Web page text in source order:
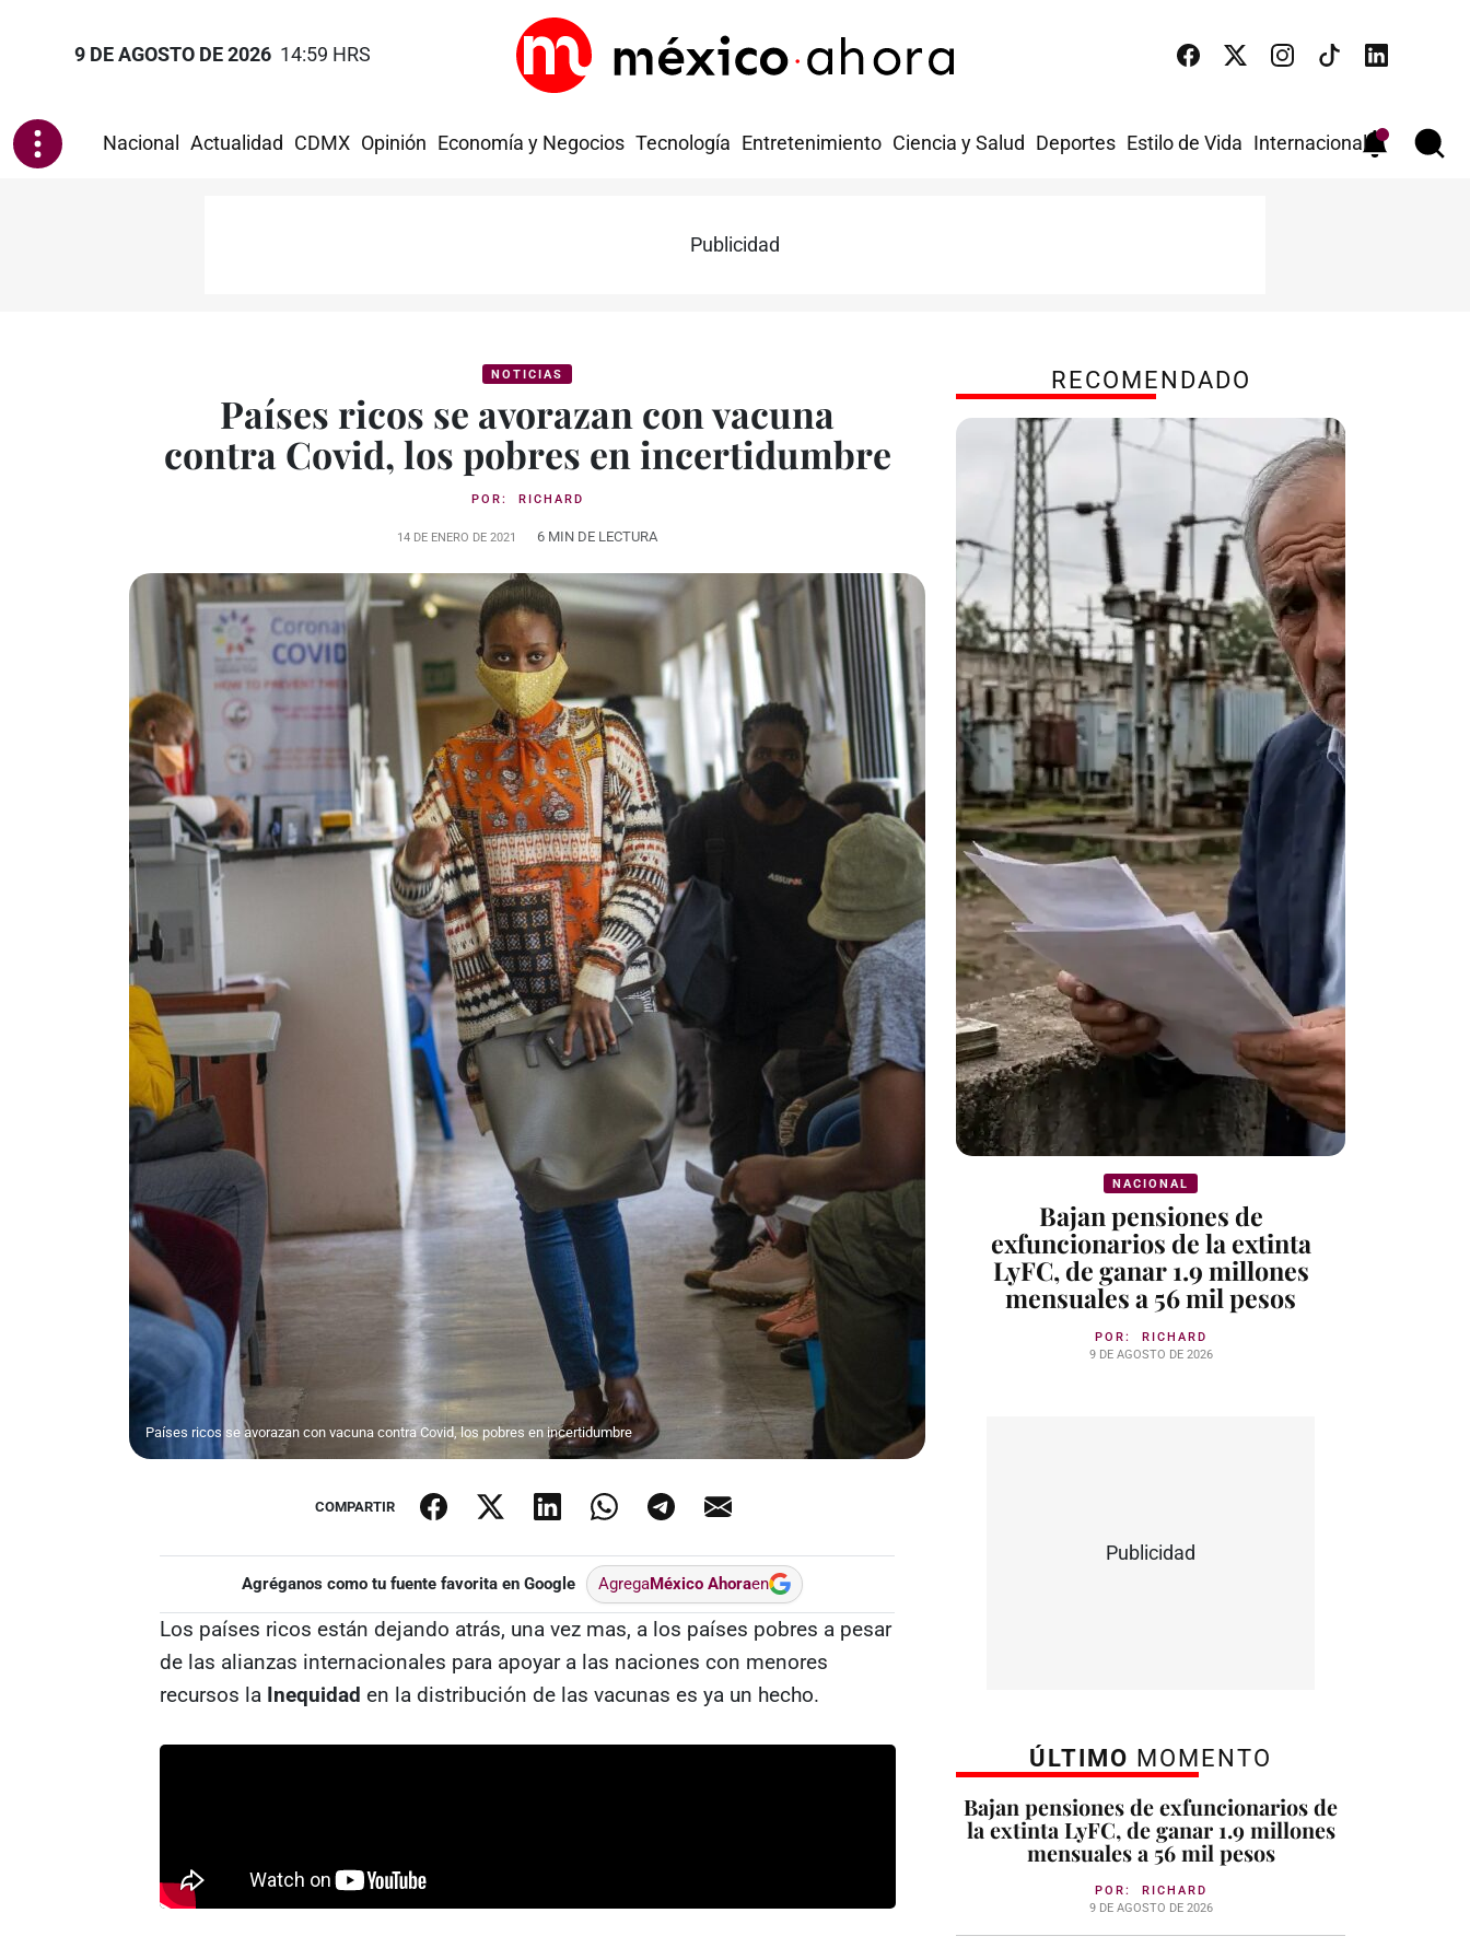
9 DE AGOSTO DE 2026 14:59 HRS
Nacional Actualidad CDMX Opinión Economía y Negocios Tecnología Entretenimiento Ciencia y Salud Deportes Estilo de Vida Internacional
Publicidad
NOTICIAS
Países ricos se avorazan con vacuna
contra Covid, los pobres en incertidumbre
POR: RICHARD
14 DE ENERO DE 2021 6 MIN DE LECTURA
Países ricos se avorazan con vacuna contra Covid, los pobres en incertidumbre
COMPARTIR
Agréganos como tu fuente favorita en Google AgregaMéxico Ahoraen
Los países ricos están dejando atrás, una vez mas, a los países pobres a pesar
de las alianzas internacionales para apoyar a las naciones con menores
recursos la Inequidad en la distribución de las vacunas es ya un hecho.
RECOMENDADO
NACIONAL
Bajan pensiones de
exfuncionarios de la extinta
LyFC, de ganar 1.9 millones
mensuales a 56 mil pesos
POR: RICHARD
9 DE AGOSTO DE 2026
Publicidad
ÚLTIMO MOMENTO
Bajan pensiones de exfuncionarios de
la extinta LyFC, de ganar 1.9 millones
mensuales a 56 mil pesos
POR: RICHARD
9 DE AGOSTO DE 2026